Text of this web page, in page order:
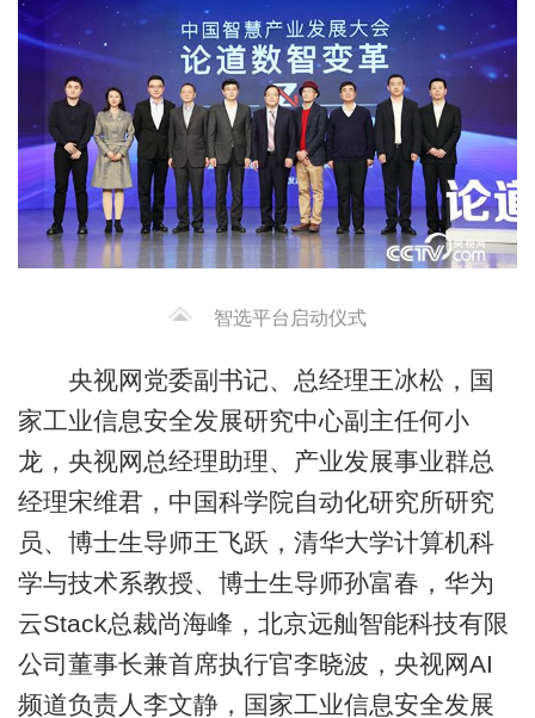
智选平台启动仪式
央视网党委副书记、总经理王冰松，国
家工业信息安全发展研究中心副主任何小
龙，央视网总经理助理、产业发展事业群总
经理宋维君，中国科学院自动化研究所研究
员、博士生导师王飞跃，清华大学计算机科
学与技术系教授、博士生导师孙富春，华为
云Stack总裁尚海峰，北京远舢智能科技有限
公司董事长兼首席执行官李晓波，央视网AI
频道负责人李文静，国家工业信息安全发展